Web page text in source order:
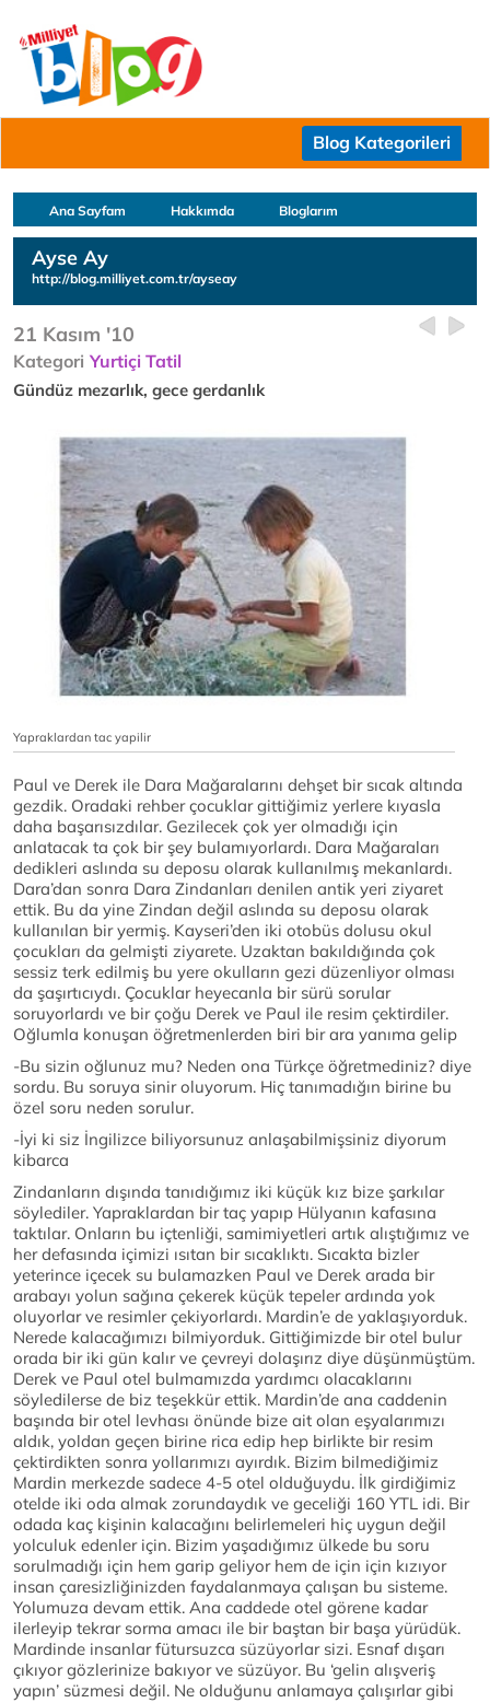
Blog Kategorileri
Ana Sayfam Hakkımda Bloglarım
Ayse Ay
http://blog.milliyet.com.tr/ayseay
21 Kasım '10
Kategori Yurtiçi Tatil
Gündüz mezarlık, gece gerdanlık
Yapraklardan tac yapilir
Paul ve Derek ile Dara Mağaralarını dehşet bir sıcak altında
gezdik. Oradaki rehber çocuklar gittiğimiz yerlere kıyasla
daha başarısızdılar. Gezilecek çok yer olmadığı için
anlatacak ta çok bir şey bulamıyorlardı. Dara Mağaraları
dedikleri aslında su deposu olarak kullanılmış mekanlardı.
Dara’dan sonra Dara Zindanları denilen antik yeri ziyaret
ettik. Bu da yine Zindan değil aslında su deposu olarak
kullanılan bir yermiş. Kayseri’den iki otobüs dolusu okul
çocukları da gelmişti ziyarete. Uzaktan bakıldığında çok
sessiz terk edilmiş bu yere okulların gezi düzenliyor olması
da şaşırtıcıydı. Çocuklar heyecanla bir sürü sorular
soruyorlardı ve bir çoğu Derek ve Paul ile resim çektirdiler.
Oğlumla konuşan öğretmenlerden biri bir ara yanıma gelip
-Bu sizin oğlunuz mu? Neden ona Türkçe öğretmediniz? diye
sordu. Bu soruya sinir oluyorum. Hiç tanımadığın birine bu
özel soru neden sorulur.
-İyi ki siz İngilizce biliyorsunuz anlaşabilmişsiniz diyorum
kibarca
Zindanların dışında tanıdığımız iki küçük kız bize şarkılar
söylediler. Yapraklardan bir taç yapıp Hülyanın kafasına
taktılar. Onların bu içtenliği, samimiyetleri artık alıştığımız ve
her defasında içimizi ısıtan bir sıcaklıktı. Sıcakta bizler
yeterince içecek su bulamazken Paul ve Derek arada bir
arabayı yolun sağına çekerek küçük tepeler ardında yok
oluyorlar ve resimler çekiyorlardı. Mardin’e de yaklaşıyorduk.
Nerede kalacağımızı bilmiyorduk. Gittiğimizde bir otel bulur
orada bir iki gün kalır ve çevreyi dolaşırız diye düşünmüştüm.
Derek ve Paul otel bulmamızda yardımcı olacaklarını
söyledilerse de biz teşekkür ettik. Mardin’de ana caddenin
başında bir otel levhası önünde bize ait olan eşyalarımızı
aldık, yoldan geçen birine rica edip hep birlikte bir resim
çektirdikten sonra yollarımızı ayırdık. Bizim bilmediğimiz
Mardin merkezde sadece 4-5 otel olduğuydu. İlk girdiğimiz
otelde iki oda almak zorundaydık ve geceliği 160 YTL idi. Bir
odada kaç kişinin kalacağını belirlemeleri hiç uygun değil
yolculuk edenler için. Bizim yaşadığımız ülkede bu soru
sorulmadığı için hem garip geliyor hem de için için kızıyor
insan çaresizliğinizden faydalanmaya çalışan bu sisteme.
Yolumuza devam ettik. Ana caddede otel görene kadar
ilerleyip tekrar sorma amacı ile bir baştan bir başa yürüdük.
Mardinde insanlar fütursuzca süzüyorlar sizi. Esnaf dışarı
çıkıyor gözlerinize bakıyor ve süzüyor. Bu ‘gelin alışveriş
yapın’ süzmesi değil. Ne olduğunu anlamaya çalışırlar gibi